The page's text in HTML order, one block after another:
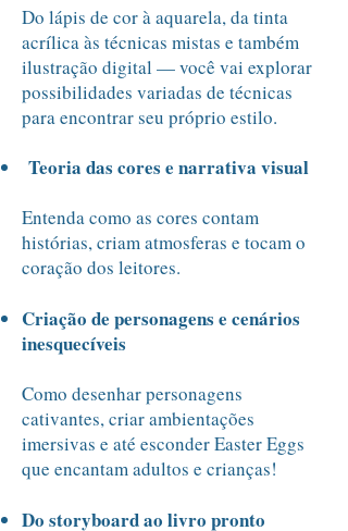
Do lápis de cor à aquarela, da tinta
acrílica às técnicas mistas e também
ilustração digital — você vai explorar
possibilidades variadas de técnicas
para encontrar seu próprio estilo.
Teoria das cores e narrativa visual
Entenda como as cores contam
histórias, criam atmosferas e tocam o
coração dos leitores.
Criação de personagens e cenários
inesquecíveis
Como desenhar personagens
cativantes, criar ambientações
imersivas e até esconder Easter Eggs
que encantam adultos e crianças!
Do storyboard ao livro pronto